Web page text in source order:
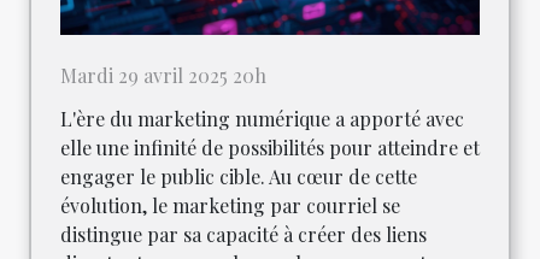
Mardi 29 avril 2025 20h
L'ère du marketing numérique a apporté avec
elle une infinité de possibilités pour atteindre et
engager le public cible. Au cœur de cette
évolution, le marketing par courriel se
distingue par sa capacité à créer des liens